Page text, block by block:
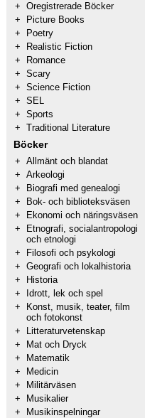
+ Oregistrerade Böcker
+
Picture Books
+
Poetry
+
Realistic Fiction
+
Romance
+ Scary
+ Science Fiction
+ SEL
+ Sports
+ Traditional Literature
Böcker
+ Allmänt och blandat
+ Arkeologi
+
Biografi med genealogi
+
Bok- och biblioteksväsen
+
Ekonomi och näringsväsen
+
Etnografi, socialantropologi
och etnologi
+
Filosofi och psykologi
+ Geografi och lokalhistoria
+
Historia
+
Idrott, lek och spel
+
Konst, musik, teater, film
och fotokonst
+
Litteraturvetenskap
+
Mat och Dryck
+
Matematik
+
Medicin
+
Militärväsen
+
Musikalier
+
Musikinspelningar